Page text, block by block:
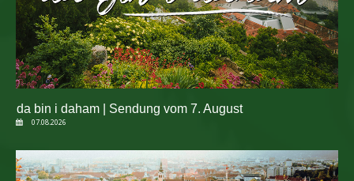
da bin i daham | Sendung vom 7. August
07.08.2026